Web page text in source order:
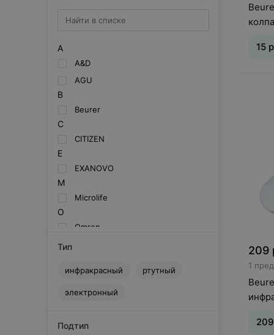
A
A&D
AGU
B
Beurer
C
CITIZEN
E
EXANOVO
M
Microlife
O
Omron
И
Тип
инфракрасный ртутный
электронный
Подтип
15
209
1
209